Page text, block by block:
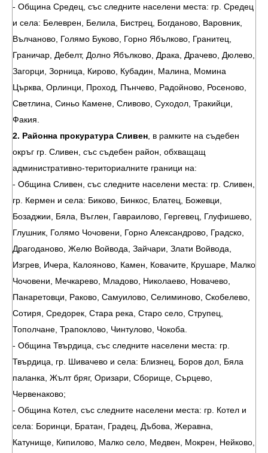
- Община Средец, със следните населени места: гр. Средец
и села: Белеврен, Белила, Бистрец, Богданово, Варовник,
Вълчаново, Голямо Буково, Горно Ябълково, Гранитец,
Граничар, Дебелт, Долно Ябълково, Драка, Драчево, Дюлево,
Загорци, Зорница, Кирово, Кубадин, Малина, Момина
Църква, Орлинци, Проход, Пънчево, Радойново, Росеново,
Светлина, Синьо Камене, Сливово, Суходол, Тракийци,
Факия.
2. Районна прокуратура Сливен , в рамките на съдебен
окръг гр. Сливен, със съдебен район, обхващащ
административно-териториалните граници на:
- Община Сливен, със следните населени места: гр. Сливен,
гр. Кермен и села: Биково, Бинкос, Блатец, Божевци,
Бозаджии, Бяла, Въглен, Гавраилово, Гергевец, Глуфишево,
Глушник, Голямо Чочовени, Горно Александрово, Градско,
Драгоданово, Желю Войвода, Зайчари, Злати Войвода,
Изгрев, Ичера, Калояново, Камен, Ковачите, Крушаре, Малко
Чочовени, Мечкарево, Младово, Николаево, Новачево,
Панаретовци, Раково, Самуилово, Селиминово, Скобелево,
Сотиря, Средорек, Стара река, Старо село, Струпец,
Тополчане, Трапоклово, Чинтулово, Чокоба.
- Община Твърдица, със следните населени места: гр.
Твърдица, гр. Шивачево и села: Близнец, Боров дол, Бяла
паланка, Жълт бряг, Оризари, Сборище, Сърцево,
Червенаково;
- Община Котел, със следните населени места: гр. Котел и
села: Боринци, Братан, Градец, Дъбова, Жеравна,
Катунище, Кипилово, Малко село, Медвен, Мокрен, Нейково,